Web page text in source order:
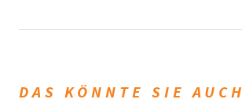
DAS KÖNNTE SIE AUCH